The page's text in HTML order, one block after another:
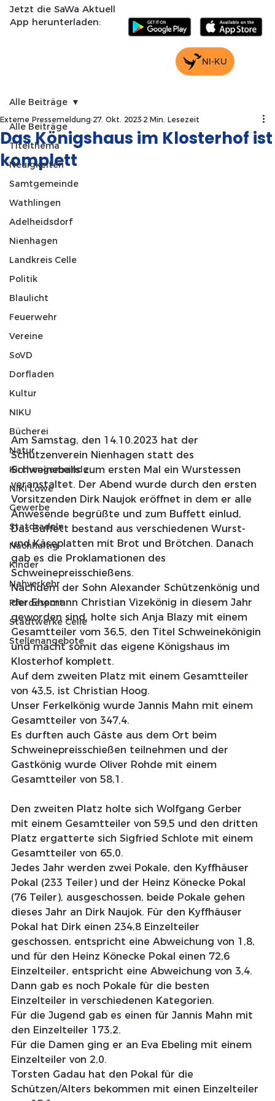
Jetzt die SaWa Aktuell
App herunterladen:
NI-KU
Alle Beiträge
Titelthema
Neuigkeiten
Samtgemeinde
Wathlingen
Adelheidsdorf
Nienhagen
Landkreis Celle
Politik
Blaulicht
Feuerwehr
Vereine
SoVD
Dorfladen
Kultur
NIKU
Bücherei
Natur
Kirchengemeinde
NIKI Löwe
Gewerbe
Statdradeln
Nachhaltig
Kinder
Nahverkehr
Pferdesport
Stadtwerke Celle
Stellenangebote
Alle Beiträge
Das Königshaus im Klosterhof ist
komplett
Externe Pressemeldung 27. Okt. 2023 2 Min. Lesezeit
Am Samstag, den 14.10.2023 hat der
Schützenverein Nienhagen statt des
Schweineballs zum ersten Mal ein Wurstessen
veranstaltet. Der Abend wurde durch den ersten
Vorsitzenden Dirk Naujok eröffnet in dem er alle
Anwesende begrüßte und zum Buffett einlud,
Das Buffett bestand aus verschiedenen Wurst-
und Käseplatten mit Brot und Brötchen. Danach
gab es die Proklamationen des
Schweinepreisschießens.
Nachdem der Sohn Alexander Schützenkönig und
der Ehemann Christian Vizekönig in diesem Jahr
geworden sind, holte sich Anja Blazy mit einem
Gesamtteiler vom 36,5, den Titel Schweinekönigin
und macht somit das eigene Königshaus im
Klosterhof komplett.
Auf dem zweiten Platz mit einem Gesamtteiler
von 43,5, ist Christian Hoog.
Unser Ferkelkönig wurde Jannis Mahn mit einem
Gesamtteiler von 347,4.
Es durften auch Gäste aus dem Ort beim
Schweinepreisschießen teilnehmen und der
Gastkönig wurde Oliver Rohde mit einem
Gesamtteiler von 58,1.
Den zweiten Platz holte sich Wolfgang Gerber
mit einem Gesamtteiler von 59,5 und den dritten
Platz ergatterte sich Sigfried Schlote mit einem
Gesamtteiler von 65,0.
Jedes Jahr werden zwei Pokale, den Kyffhäuser
Pokal (233 Teiler) und der Heinz Könecke Pokal
(76 Teiler), ausgeschossen, beide Pokale gehen
dieses Jahr an Dirk Naujok. Für den Kyffhäuser
Pokal hat Dirk einen 234,8 Einzelteiler
geschossen, entspricht eine Abweichung von 1,8,
und für den Heinz Könecke Pokal einen 72,6
Einzelteiler, entspricht eine Abweichung von 3,4.
Dann gab es noch Pokale für die besten
Einzelteiler in verschiedenen Kategorien.
Für die Jugend gab es einen für Jannis Mahn mit
den Einzelteiler 173,2.
Für die Damen ging er an Eva Ebeling mit einem
Einzelteiler von 2,0.
Torsten Gadau hat den Pokal für die
Schützen/Alters bekommen mit einen Einzelteiler